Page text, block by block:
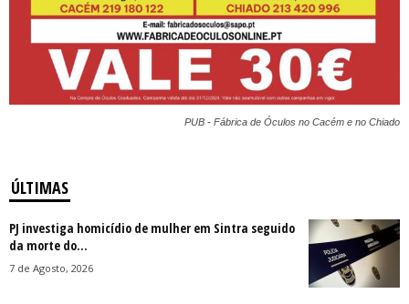
PUB - Fábrica de Óculos no Cacém e no Chiado
ÚLTIMAS
PJ investiga homicídio de mulher em Sintra seguido
da morte do...
7 de Agosto, 2026